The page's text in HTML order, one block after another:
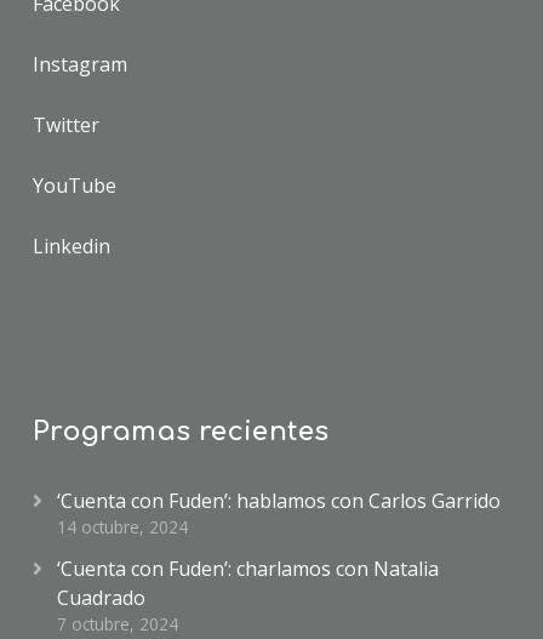
Instagram
Twitter
YouTube
Linkedin
Programas recientes
‘Cuenta con Fuden’: hablamos con Carlos Garrido
14 octubre, 2024
‘Cuenta con Fuden’: charlamos con Natalia
Cuadrado
7 octubre, 2024